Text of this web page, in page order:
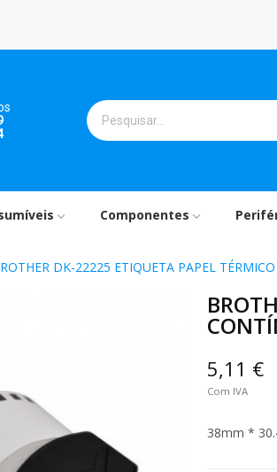
Componentes
DK-22225 ETIQUETA PAPEL
5,11 €
Com IVA
38mm *